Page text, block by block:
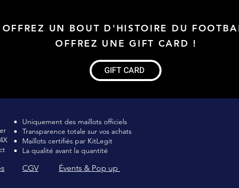
OFFREZ UN BOUT D'HISTOIRE DU
OFFREZ UNE GIFT CARD !
GIFT CARD
Uniquement des maillots officiels
Transparence totale sur vos achats
Maillots certifiés par KitLegit
La qualité avant la quantité
CGV Évents & Pop up